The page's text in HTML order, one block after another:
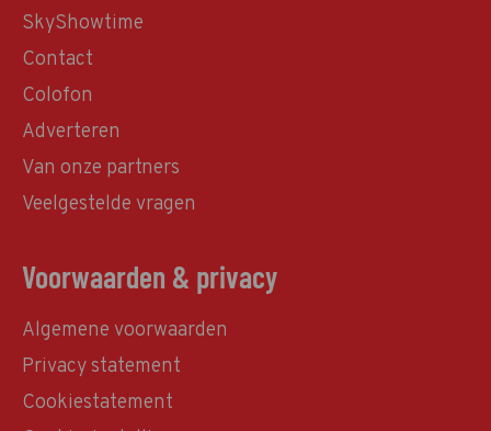
SkyShowtime
Contact
Colofon
Adverteren
Van onze partners
Veelgestelde vragen
Voorwaarden & privacy
Algemene voorwaarden
Privacy statement
Cookiestatement